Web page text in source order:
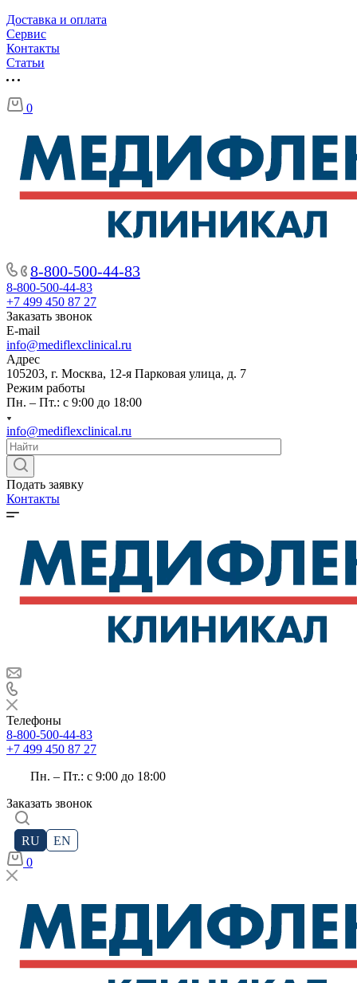
Доставка и оплата
Cервис
Контакты
Статьи
0
8-800-500-44-83
8-800-500-44-83
+7 499 450 87 27
Заказать звонок
E-mail
info@mediflexclinical.ru
Адрес
105203, г. Москва, 12-я Парковая улица, д. 7
Режим работы
Пн. – Пт.: с 9:00 до 18:00
info@mediflexclinical.ru
Подать заявку
Контакты
Телефоны
8-800-500-44-83
+7 499 450 87 27
Пн. – Пт.: с 9:00 до 18:00
Заказать звонок
RU
EN
0